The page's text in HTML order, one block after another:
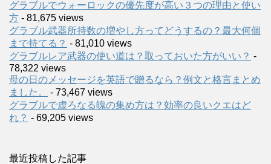
グラブルでウォーロックの優先度が高い３つの理由と使い
方 - 81,675 views
グラブル武器所持数の増やし方ってどうするの？最大何個
まで持てる？ - 81,010 views
グラブルレア武器の使い道は？取っておいた方がいい？ -
78,322 views
母の日のメッセージを英語で贈るなら？例文と格言まとめ
ました。
- 73,467 views
グラブルで虚ろなる魄の集め方は？効率の良いクエはど
れ？ - 69,205 views
最近投稿した記事